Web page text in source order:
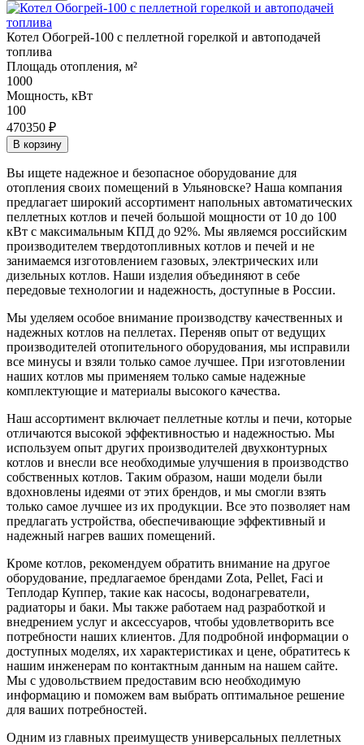
Котел Обогрей-100 с пеллетной горелкой и автоподачей
топлива
Площадь отопления, м²
1000
Мощность, кВт
100
470350 ₽
В корзину
Вы ищете надежное и безопасное оборудование для
отопления своих помещений в Ульяновске? Наша компания
предлагает широкий ассортимент напольных автоматических
пеллетных котлов и печей большой мощности от 10 до 100
кВт с максимальным КПД до 92%. Мы являемся российским
производителем твердотопливных котлов и печей и не
занимаемся изготовлением газовых, электрических или
дизельных котлов. Наши изделия объединяют в себе
передовые технологии и надежность, доступные в России.
Мы уделяем особое внимание производству качественных и
надежных котлов на пеллетах. Переняв опыт от ведущих
производителей отопительного оборудования, мы исправили
все минусы и взяли только самое лучшее. При изготовлении
наших котлов мы применяем только самые надежные
комплектующие и материалы высокого качества.
Наш ассортимент включает пеллетные котлы и печи, которые
отличаются высокой эффективностью и надежностью. Мы
используем опыт других производителей двухконтурных
котлов и внесли все необходимые улучшения в производство
собственных котлов. Таким образом, наши модели были
вдохновлены идеями от этих брендов, и мы смогли взять
только самое лучшее из их продукции. Все это позволяет нам
предлагать устройства, обеспечивающие эффективный и
надежный нагрев ваших помещений.
Кроме котлов, рекомендуем обратить внимание на другое
оборудование, предлагаемое брендами Zota, Pellet, Faci и
Теплодар Куппер, такие как насосы, водонагреватели,
радиаторы и баки. Мы также работаем над разработкой и
внедрением услуг и аксессуаров, чтобы удовлетворить все
потребности наших клиентов. Для подробной информации о
доступных моделях, их характеристиках и цене, обратитесь к
нашим инженерам по контактным данным на нашем сайте.
Мы с удовольствием предоставим всю необходимую
информацию и поможем вам выбрать оптимальное решение
для ваших потребностей.
Одним из главных преимуществ универсальных пеллетных